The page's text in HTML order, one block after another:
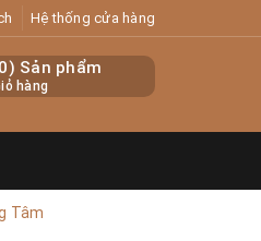
Hệ thống cửa hàng
0) Sản phẩm
hàng
Tâm